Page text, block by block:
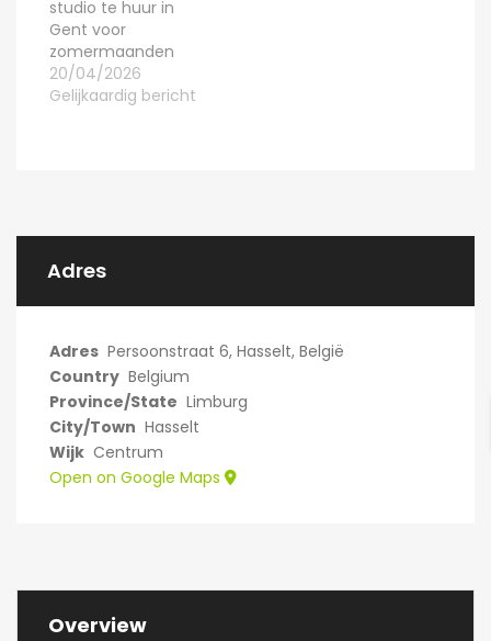
studio te huur in
Gent voor
zomermaanden
20/04/2026
Gelijkaardig bericht
Adres
Adres Persoonstraat 6, Hasselt, België
Country Belgium
Province/State Limburg
City/Town Hasselt
Wijk Centrum
Open on Google Maps
Overview